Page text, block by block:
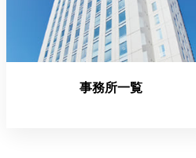
事務所一覧